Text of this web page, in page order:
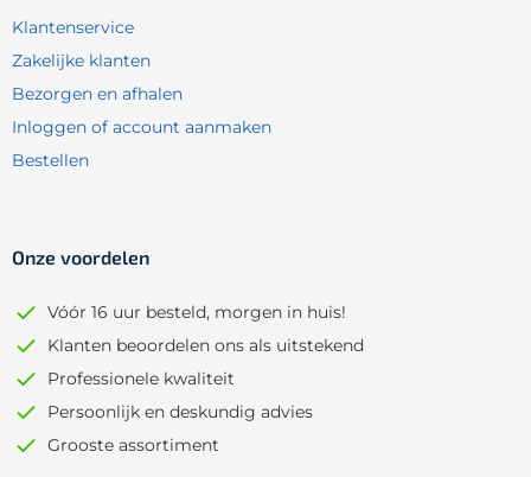
Klantenservice
Zakelijke klanten
Bezorgen en afhalen
Inloggen of account aanmaken
Bestellen
Onze voordelen
Vóór 16 uur besteld, morgen in huis!
Klanten beoordelen ons als uitstekend
Professionele kwaliteit
Persoonlijk en deskundig advies
Grooste assortiment